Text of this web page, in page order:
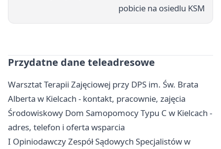
pobicie na osiedlu KSM
Przydatne dane teleadresowe
Warsztat Terapii Zajęciowej przy DPS im. Św. Brata
Alberta w Kielcach - kontakt, pracownie, zajęcia
Środowiskowy Dom Samopomocy Typu C w Kielcach -
adres, telefon i oferta wsparcia
I Opiniodawczy Zespół Sądowych Specjalistów w